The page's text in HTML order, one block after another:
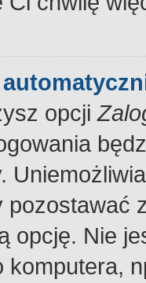
opcji
pozostawać
opcję. Nie
komputera,